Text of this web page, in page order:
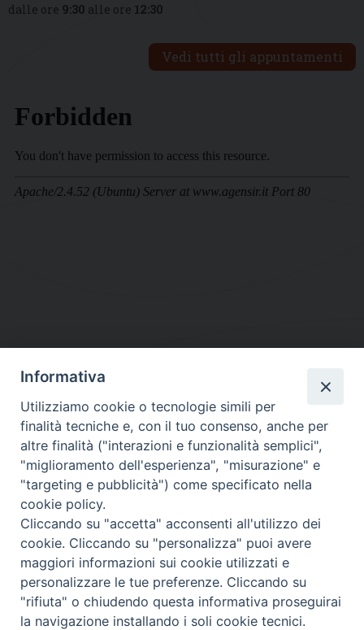
dalle ore 9:30 alle ore 12:30
Vedi tutti gli appuntamenti
DIOCESI SUBURBICARIA DI ALBANO
Contatti:Tel.: 06.93268401 - Fax.: 06.9323844
E-mail:curia@diocesidialbano.it
Orari: dal Lunedì al Venerdì Ore: 9:00 - 13:00
Lunedì, Mercoledì e Venerdì, Ore 9:30 - 12:30
Diocesi Suburbicaria di Albano
Copyright © 2021
Informativa
Utilizziamo cookie o tecnologie simili per
finalità tecniche e, con il tuo consenso, anche per
altre finalità ("interazioni e funzionalità semplici",
"miglioramento dell'esperienza", "misurazione" e
"targeting e pubblicità") come specificato nella
cookie policy.
Cliccando su "accetta" acconsenti all'utilizzo dei
cookie. Cliccando su "personalizza" puoi avere
maggiori informazioni sui cookie utilizzati e
personalizzare le tue preferenze. Cliccando su
"rifiuta" o chiudendo questa informativa proseguirai
la navigazione installando i soli cookie tecnici.